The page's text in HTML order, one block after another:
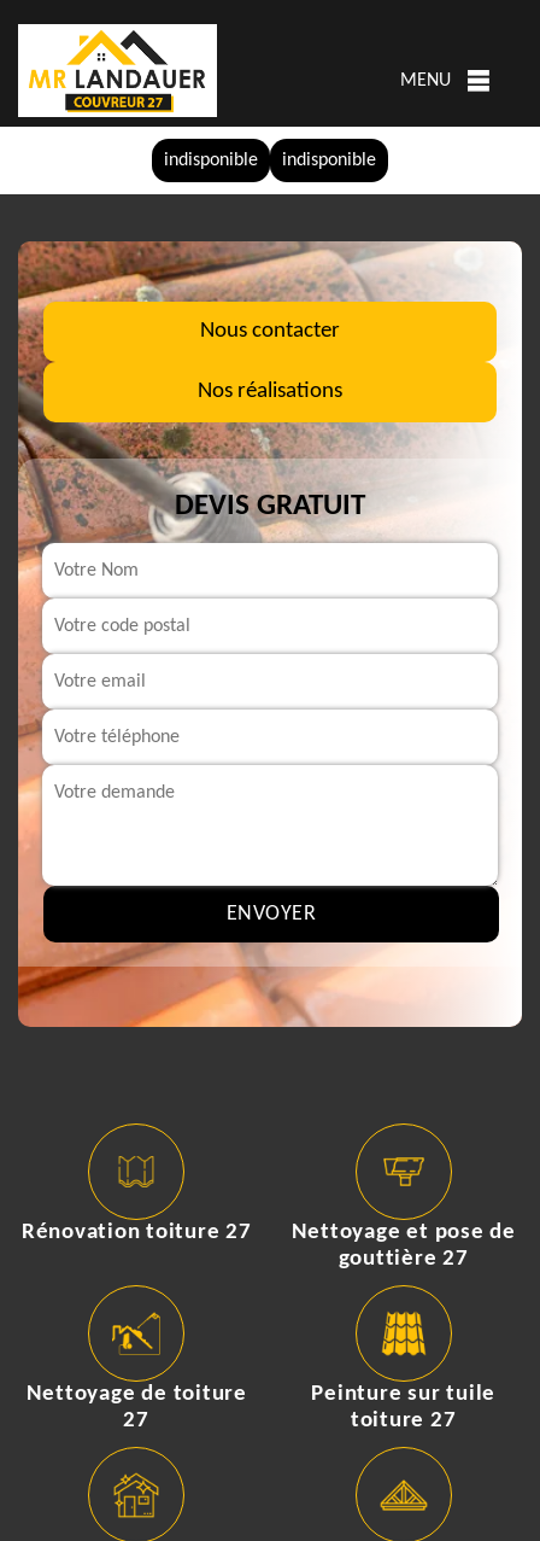
indisponible indisponible
MENU
Nous contacter
Nos réalisations
DEVIS GRATUIT
Rénovation toiture 27
Nettoyage et pose de
gouttière 27
Nettoyage de toiture
27
Peinture sur tuile
toiture 27